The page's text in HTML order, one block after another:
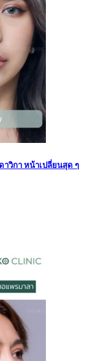
าวิกา หน้าเปลี่ยนสุด ๆ